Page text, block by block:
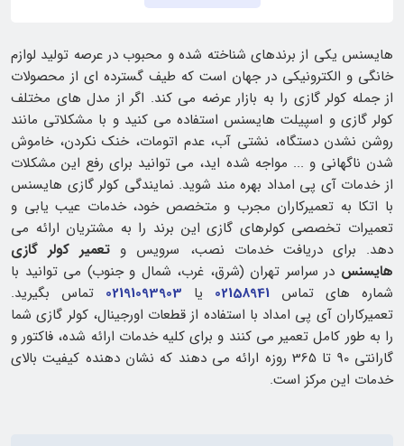
هایسنس یکی از برندهای شناخته شده و محبوب در عرصه تولید لوازم
خانگی و الکترونیکی در جهان است که طیف گسترده‌ ای از محصولات
از جمله کولر گازی را به بازار عرضه می‌ کند. اگر از مدل‌ های مختلف
کولر گازی و اسپیلت هایسنس استفاده می‌ کنید و با مشکلاتی مانند
روشن نشدن دستگاه، نشتی آب، عدم اتومات، خنک نکردن، خاموش
شدن ناگهانی و ... مواجه شده‌ اید، می‌ توانید برای رفع این مشکلات
از خدمات آی پی امداد بهره‌ مند شوید. نمایندگی کولر گازی هایسنس
با اتکا به تعمیرکاران مجرب و متخصص خود، خدمات عیب‌ یابی و
تعمیرات تخصصی کولرهای گازی این برند را به مشتریان ارائه می‌
دهد. برای دریافت خدمات نصب، سرویس و تعمیر کولر گازی
هایسنس در سراسر تهران (شرق، غرب، شمال و جنوب) می‌ توانید با
شماره‌ های تماس 02158941 یا 02191093903 تماس بگیرید.
تعمیرکاران آی پی امداد با استفاده از قطعات اورجینال، کولر گازی شما
را به طور کامل تعمیر می‌ کنند و برای کلیه خدمات ارائه شده، فاکتور و
گارانتی 90 تا 365 روزه ارائه می‌ دهند که نشان‌ دهنده کیفیت بالای
خدمات این مرکز است.